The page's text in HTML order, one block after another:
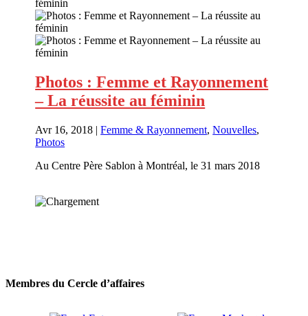
Photos : Femme et Rayonnement
– La réussite au féminin
Avr 16, 2018 |Femme & Rayonnement,Nouvelles,
Photos
Au Centre Père Sablon à Montréal, le 31 mars 2018
Membres du Cercle d’affaires